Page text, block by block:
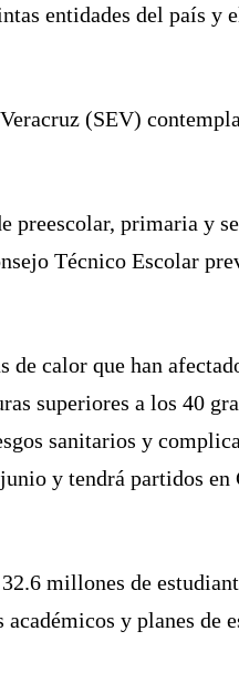
entidades del país y
(SEV)
preescolar, primaria y
Técnico Escolar
de calor que han
superiores a los 40
sanitarios y
y tendrá partidos en
millones de
y planes de